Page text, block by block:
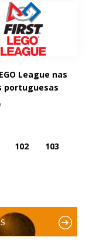
League nas
portuguesas
102
103